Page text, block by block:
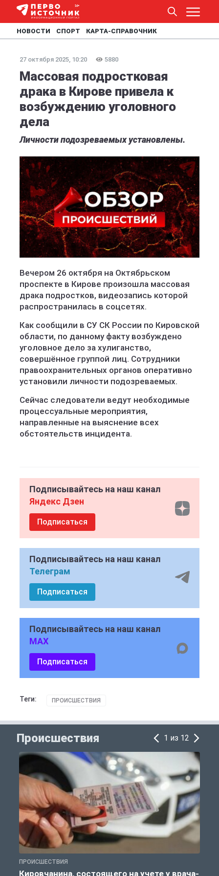
НОВОСТИ СПОРТ КАРТА-СПРАВОЧНИК
27 октября 2025, 10:20 5880
Массовая подростковая
драка в Кирове привела к
возбуждению уголовного
дела
Личности подозреваемых установлены.
Вечером 26 октября на Октябрьском
проспекте в Кирове произошла массовая
драка подростков, видеозапись которой
распространилась в соцсетях.
Как сообщили в СУ СК России по Кировской
области, по данному факту возбуждено
уголовное дело за хулиганство,
совершённое группой лиц. Сотрудники
правоохранительных органов оперативно
установили личности подозреваемых.
Сейчас следователи ведут необходимые
процессуальные мероприятия,
направленные на выяснение всех
обстоятельств инцидента.
Подписывайтесь на наш канал
Яндекс Дзен
Подписаться
Подписывайтесь на наш канал
Телеграм
Подписаться
Подписывайтесь на наш канал
MAX
Подписаться
Теги: ПРОИСШЕСТВИЯ
Происшествия 1 из 12
ПРОИСШЕСТВИЯ
Кировчанина, состоящего на учете у врача-